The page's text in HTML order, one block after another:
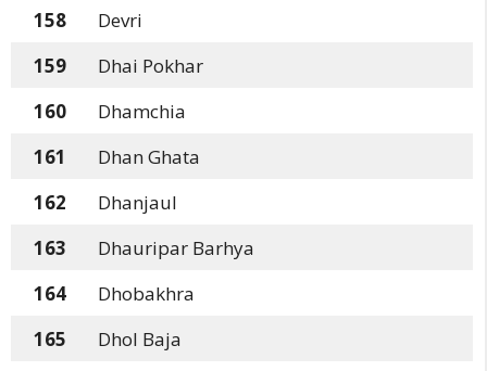
158
Devri
159
Dhai Pokhar
160
Dhamchia
161
Dhan Ghata
162
Dhanjaul
163
Dhauripar Barhya
164
Dhobakhra
165
Dhol Baja